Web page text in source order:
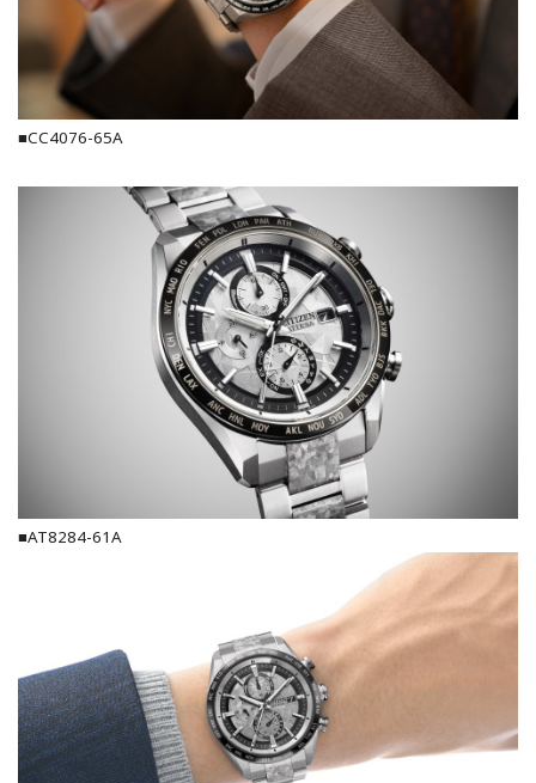
■CC4076-65A
■AT8284-61A